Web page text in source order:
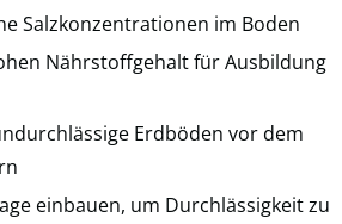
Salzkonzentrationen im Boden
Nährstoffgehalt für Ausbildung
Erdböden vor dem
einbauen, um Durchlässigkeit zu